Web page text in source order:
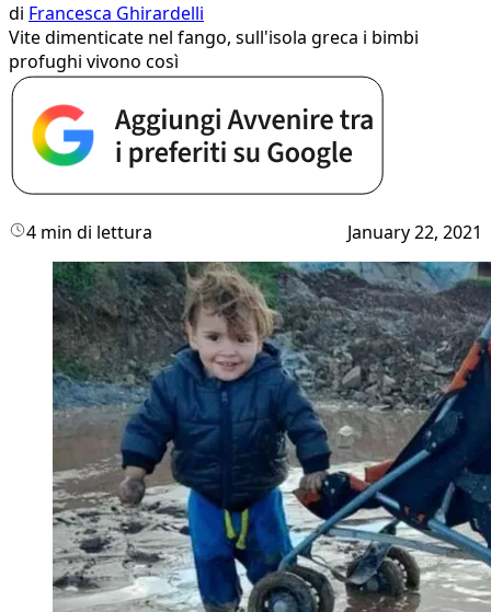
di Francesca Ghirardelli
Vite dimenticate nel fango, sull'isola greca i bimbi
profughi vivono così
4 min di lettura January 22, 2021